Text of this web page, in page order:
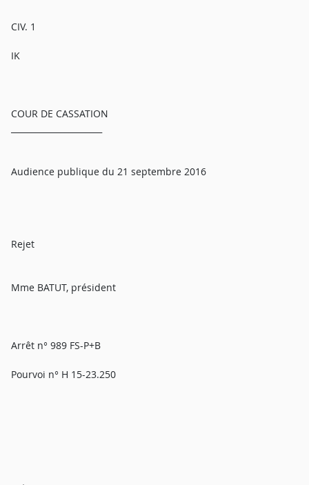
CIV. 1
IK
COUR DE CASSATION
Audience publique du 21 septembre 2016
Rejet
Mme BATUT, président
Arrêt n° 989 FS-P+B
Pourvoi n° H 15-23.250